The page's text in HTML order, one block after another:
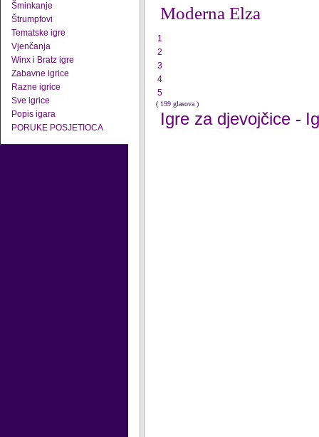
Šminkanje
Štrumpfovi
Tematske igre
Vjenčanja
Winx i Bratz igre
Zabavne igrice
Razne igrice
Sve igrice
Popis igara
PORUKE POSJETIOCA
Moderna Elza
1
2
3
4
5
( 199 glasova )
Igre za djevojčice -